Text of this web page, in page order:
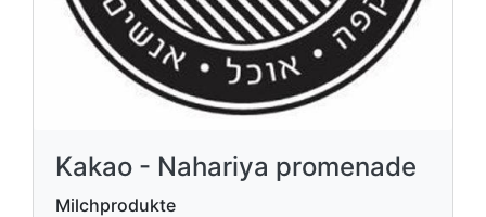
Kakao - Nahariya promenade
Milchprodukte